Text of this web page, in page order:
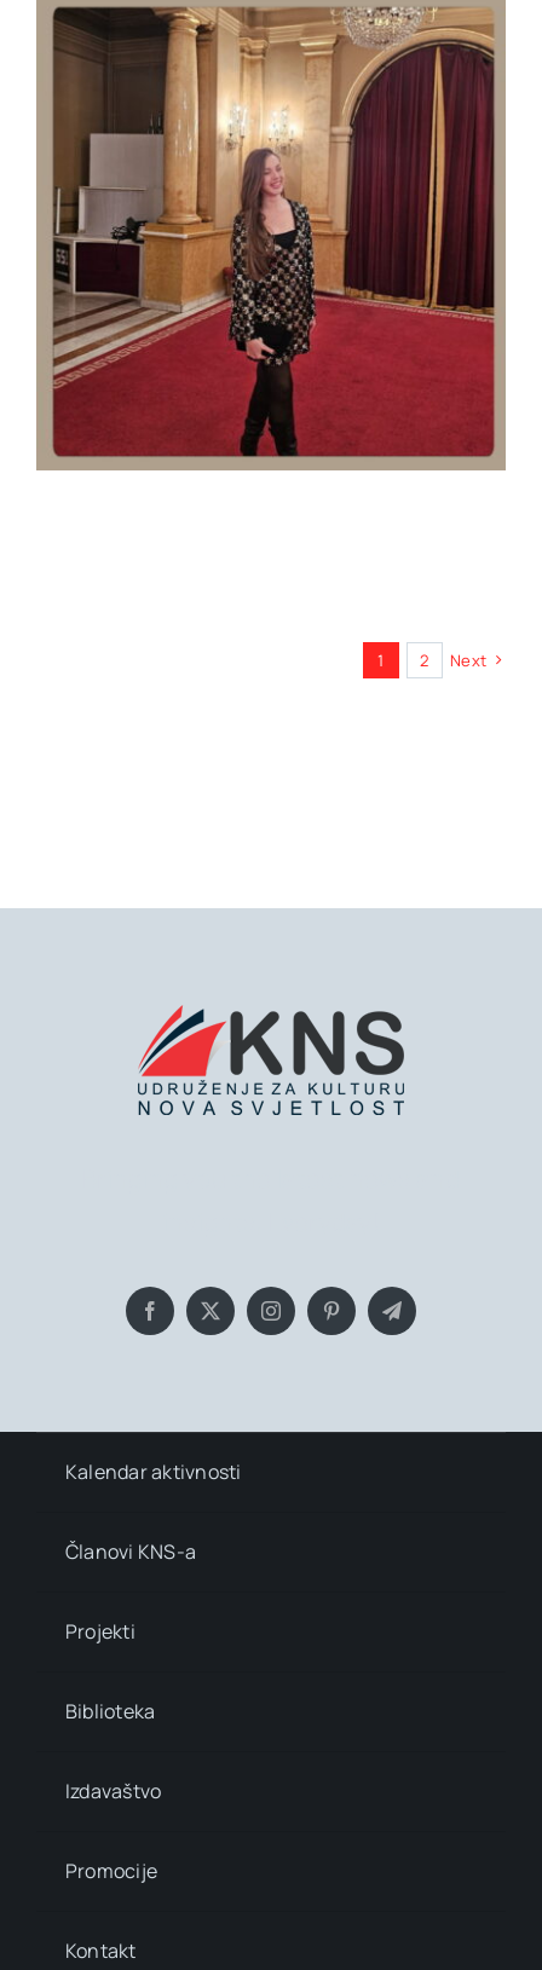
1 2 Next
Kalendar aktivnosti
Članovi KNS-a
Projekti
Biblioteka
Izdavaštvo
Promocije
Kontakt